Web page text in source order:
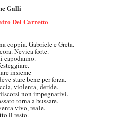
Galli
Del Carretto
coppia. Gabriele e Greta.
Nevica forte.
capodanno.
insieme
. stare bene per forza.
violenta, deride.
non impegnativi.
torna a bussare.
vivo, reale.
il resto.